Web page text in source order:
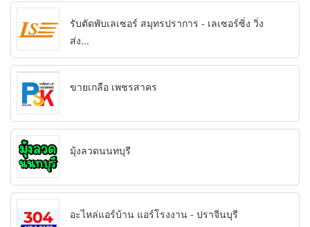
รับตัดพับเลเซอร์ สมุทรปราการ - เลเซอร์ซิ่ง วิ่ง
ส่ง...
ขายเกลือ เพชรสาคร
มุ้งลวดนนทบุรี
อะไหล่แอร์บ้าน แอร์โรงงาน - ปราจีนบุรี